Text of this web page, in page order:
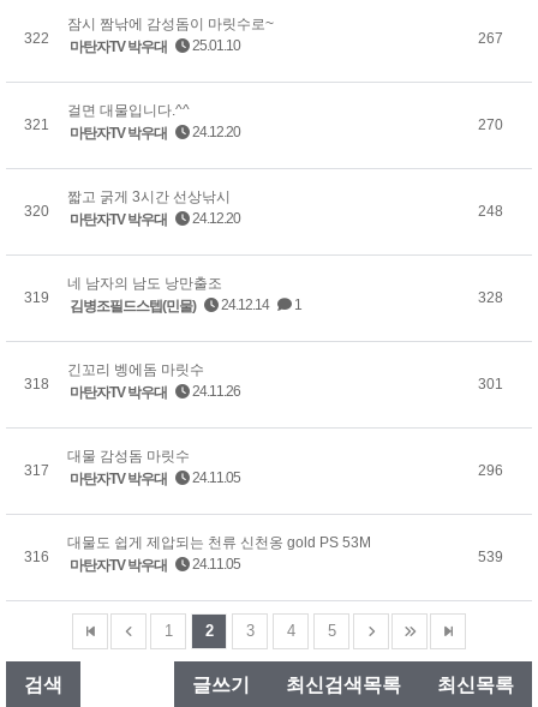
322
잠시 짬낚에 감성돔이 마릿수로~
마탄자TV 박우대
25.01.10 267
321
걸면 대물입니다.^^
마탄자TV 박우대
24.12.20 270
320
짧고 굵게 3시간 선상낚시
마탄자TV 박우대
24.12.20 248
319
네 남자의 남도 낭만출조
김병조필드스텝(민물)
24.12.14 1 328
318
긴꼬리 벵에돔 마릿수
마탄자TV 박우대
24.11.26 301
317
대물 감성돔 마릿수
마탄자TV 박우대
24.11.05 296
316
대물도 쉽게 제압되는 천류 신천옹 gold PS 53M
마탄자TV 박우대
24.11.05 539
1 2 3 4 5
검색 글쓰기 최신검색목록 최신목록